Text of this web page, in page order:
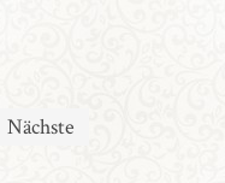
Nächste